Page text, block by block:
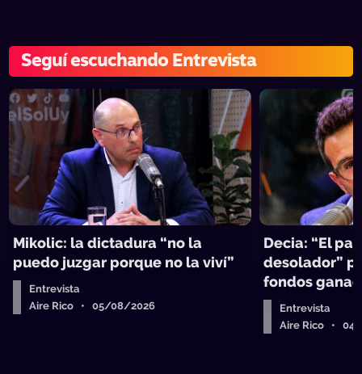
Seguí escuchando Entrevista
Mikolic: la dictadura “no la
puedo juzgar porque no la viví”
Entrevista
Aire Rico • 05/08/2026
Decia: “El
desolador”
fondos
Entrevista
Aire Rico •